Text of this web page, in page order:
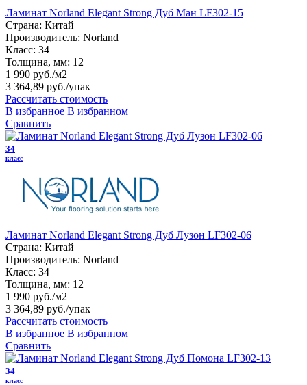
Ламинат Norland Elegant Strong Дуб Ман LF302-15
Страна: Китай
Производитель: Norland
Класс: 34
Толщина, мм: 12
1 990 руб./м2
3 364,89 руб./упак
Рассчитать стоимость
В избранное В избранном
Сравнить
34
класс
Ламинат Norland Elegant Strong Дуб Лузон LF302-06
Страна: Китай
Производитель: Norland
Класс: 34
Толщина, мм: 12
1 990 руб./м2
3 364,89 руб./упак
Рассчитать стоимость
В избранное В избранном
Сравнить
34
класс